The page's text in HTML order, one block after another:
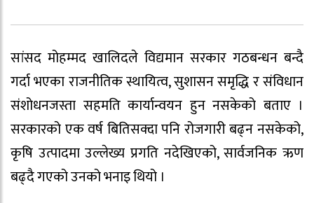
सांसद मोहम्मद खालिदले विद्यमान सरकार गठबन्धन बन्दै
गर्दा भएका राजनीतिक स्थायित्व, सुशासन समृद्धि र संविधान
संशोधनजस्ता सहमति कार्यान्वयन हुन नसकेको बताए ।
सरकारको एक वर्ष बितिसक्दा पनि रोजगारी बढ्न नसकेको,
कृषि उत्पादमा उल्लेख्य प्रगति नदेखिएको, सार्वजनिक ऋण
बढ्दै गएको उनको भनाइ थियो ।